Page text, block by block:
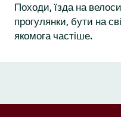
Походи, їзда на
прогулянки, бути на
якомога частіше.